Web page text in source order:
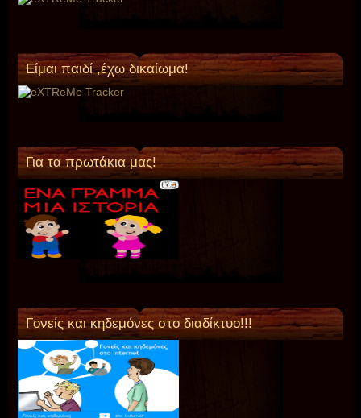
Είμαι παιδί ,έχω δικαίωμα!
Για τα πρωτάκια μας!
Γονείς και κηδεμόνες στο διαδίκτυο!!!